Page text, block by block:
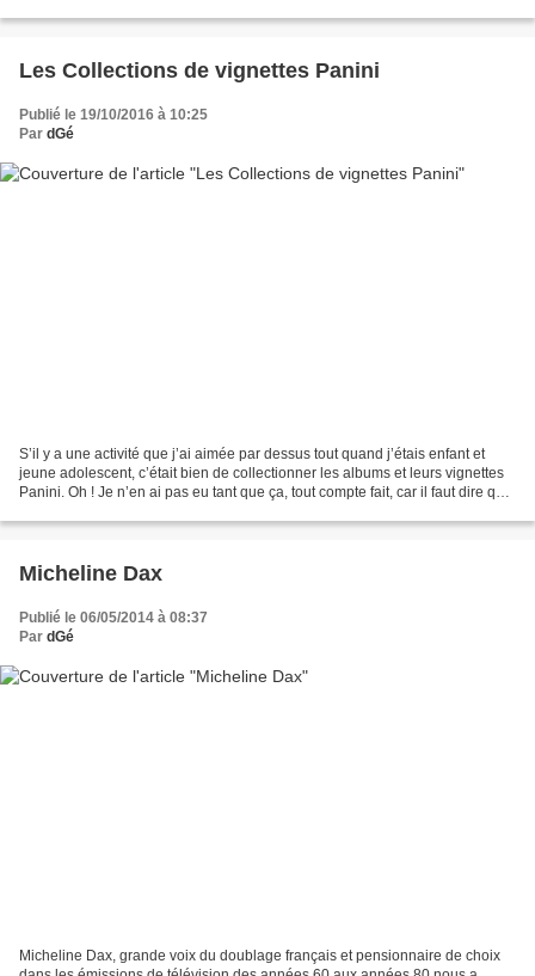
Les Collections de vignettes Panini
Publié le 19/10/2016 à 10:25
Par dGé
S’il y a une activité que j’ai aimée par dessus tout quand j’étais enfant et
jeune adolescent, c’était bien de collectionner les albums et leurs vignettes
Panini. Oh ! Je n’en ai pas eu tant que ça, tout compte fait, car il faut dire que
Micheline Dax
Publié le 06/05/2014 à 08:37
Par dGé
Micheline Dax, grande voix du doublage français et pensionnaire de choix